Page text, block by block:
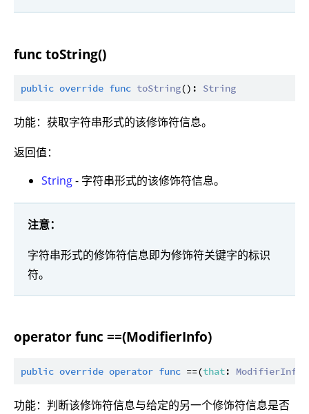
func toString()
public override func toString(): String
功能：获取字符串形式的该修饰符信息。
返回值：
String- 字符串形式的该修饰符信息。
注意：
字符串形式的修饰符信息即为修饰符关键字的标识
符。
operator func ==(ModifierInfo)
public override operator func ==(that: ModifierInfo
功能：判断该修饰符信息与给定的另一个修饰符信息是否